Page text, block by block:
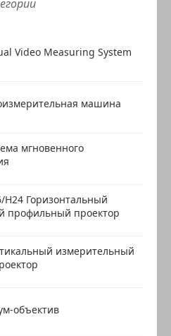
Video Measuring System
машина
мгновенного
H24 Горизонтальный
профильный проектор
измерительный
объектив